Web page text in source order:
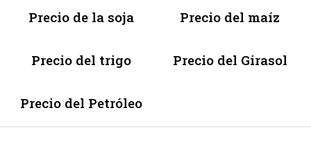
Precio de la soja Precio del maíz
Precio del trigo Precio del Girasol
Precio del Petróleo